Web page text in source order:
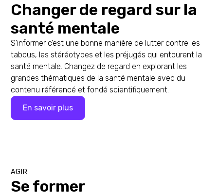
Changer de regard sur la
santé mentale
S’informer c’est une bonne manière de lutter contre les
tabous, les stéréotypes et les préjugés qui entourent la
santé mentale. Changez de regard en explorant les
grandes thématiques de la santé mentale avec du
contenu référencé et fondé scientifiquement.
En savoir plus
AGIR
Se former